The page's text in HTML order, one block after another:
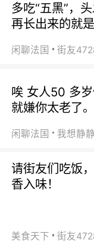
多吃“五黑”，
再长出来的就
闲聊法国
唉 女人50 多
就嫌你太老了
闲聊法国 我想静
请街友们吃饭
香入味！
美食天下